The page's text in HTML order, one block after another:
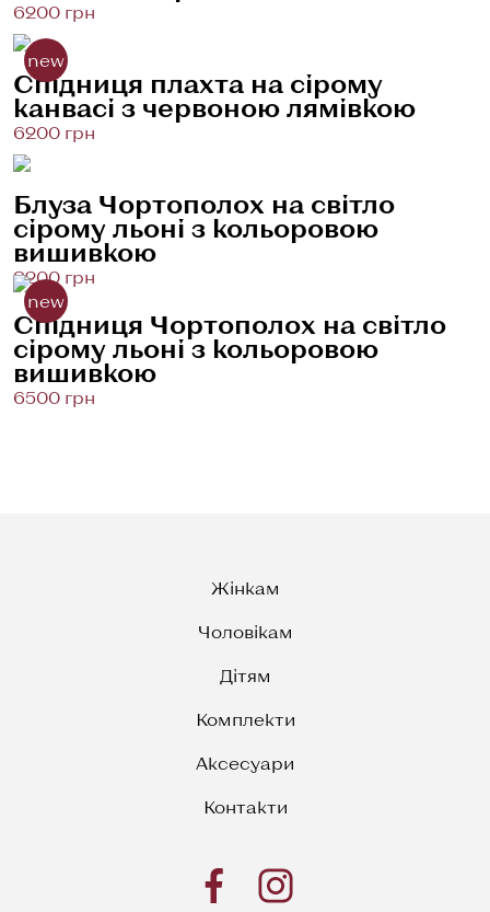
6200 грн
Спідниця плахта на сірому
канвасі з червоною лямівкою
6200 грн
new
Блуза Чортополох на світло
сірому льоні з кольоровою
вишивкою
8200 грн
Спідниця Чортополох на світло
сірому льоні з кольоровою
вишивкою
6500 грн
new
Жінкам
Чоловікам
Дітям
Комплекти
Аксесуари
Контакти